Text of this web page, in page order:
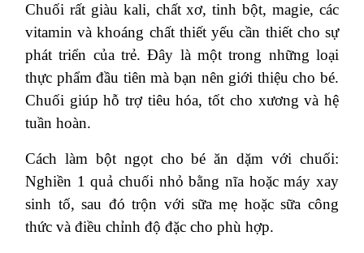
Chuối rất giàu kali, chất xơ, tinh bột, magie, các
vitamin và khoáng chất thiết yếu cần thiết cho sự
phát triển của trẻ. Đây là một trong những loại
thực phẩm đầu tiên mà bạn nên giới thiệu cho bé.
Chuối giúp hỗ trợ tiêu hóa, tốt cho xương và hệ
tuần hoàn.
Cách làm bột ngọt cho bé ăn dặm với chuối:
Nghiền 1 quả chuối nhỏ bằng nĩa hoặc máy xay
sinh tố, sau đó trộn với sữa mẹ hoặc sữa công
thức và điều chỉnh độ đặc cho phù hợp.